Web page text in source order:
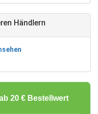
Händlern
20 € Bestellwert